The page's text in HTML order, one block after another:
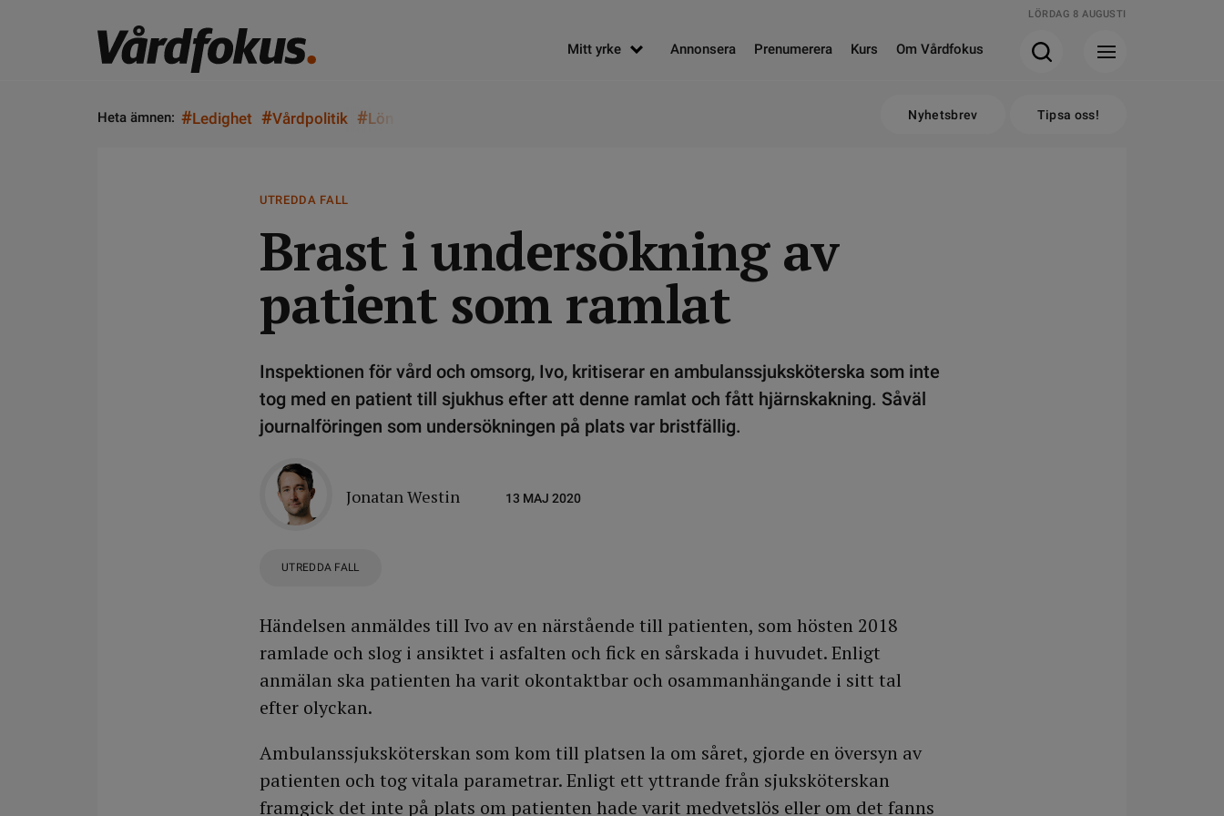
LÖRDAG 8 AUGUSTI
Mitt yrke Annonsera Prenumerera Kurs Om Vårdfokus
Heta ämnen: #Ledighet #Vårdpolitik #Lön Nyhetsbrev Tipsa oss!
UTREDDA FALL
Brast i undersökning av
patient som ramlat
Inspektionen för vård och omsorg, Ivo, kritiserar en ambulanssjuksköterska som inte
tog med en patient till sjukhus efter att denne ramlat och fått hjärnskakning. Såväl
journalföringen som undersökningen på plats var bristfällig.
Jonatan Westin 13 MAJ 2020
UTREDDA FALL
Händelsen anmäldes till Ivo av en närstående till patienten, som hösten 2018
ramlade och slog i ansiktet i asfalten och fick en sårskada i huvudet. Enligt
anmälan ska patienten ha varit okontaktbar och osammanhängande i sitt tal
efter olyckan.
Ambulanssjuksköterskan som kom till platsen la om såret, gjorde en översyn av
patienten och tog vitala parametrar. Enligt ett yttrande från sjuksköterskan
framgick det inte på plats om patienten hade varit medvetslös eller om det fanns